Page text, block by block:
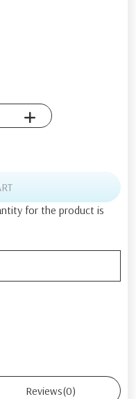
for the product is
Reviews(0)